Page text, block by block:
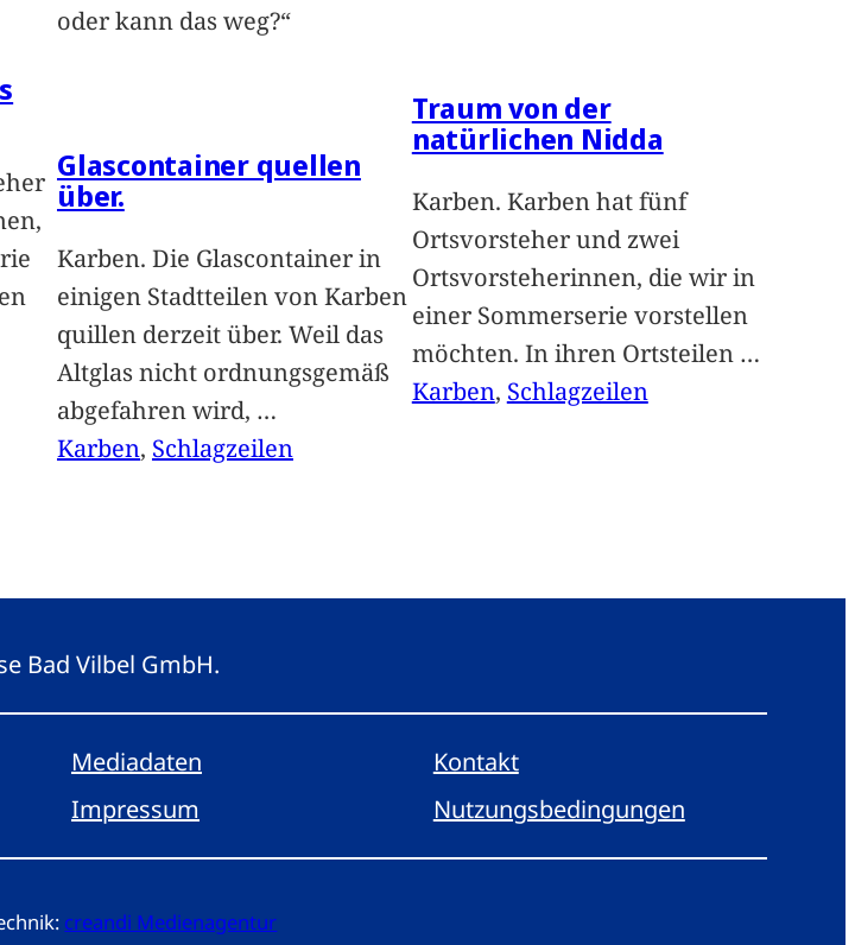
oder kann das weg?“
Glascontainer quellen
über.
Karben. Die Glascontainer in
einigen Stadtteilen von Karben
quillen derzeit über. Weil das
Altglas nicht ordnungsgemäß
abgefahren wird, …
Karben, Schlagzeilen
Traum von der
natürlichen Nidda
Karben. Karben hat fünf
Ortsvorsteher und zwei
Ortsvorsteherinnen, die wir in
einer Sommerserie vorstellen
möchten. In ihren Ortsteilen …
Karben, Schlagzeilen
Bad Vilbel GmbH.
Mediadaten
Kontakt
Impressum Nutzungsbedingungen
creandi Medienagentur